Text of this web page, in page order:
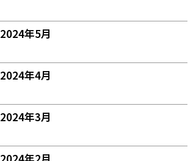
2024年5月
2024年4月
2024年3月